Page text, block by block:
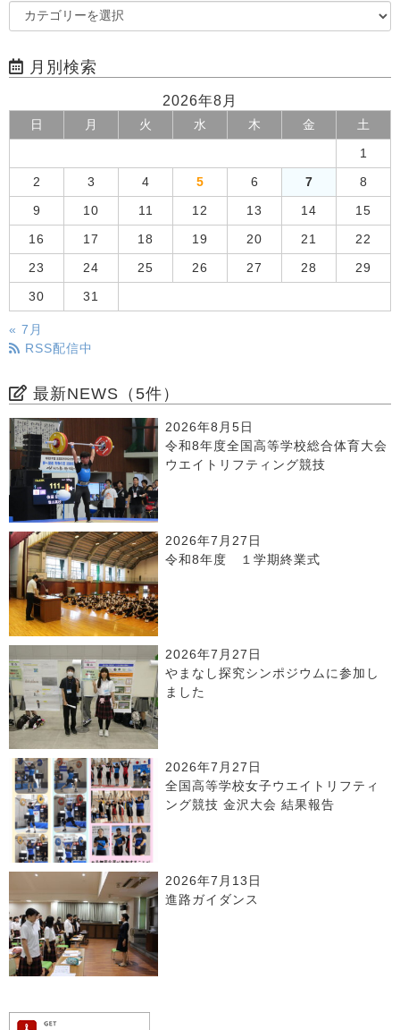
月別検索
2026年8月
日 月 火 水 木 金 土
1
2 3 4 5 6 7 8
9 10 11 12 13 14 15
16 17 18 19 20 21 22
23 24 25 26 27 28 29
30 31
« 7月
RSS配信中
最新NEWS（5件）
2026年8月5日
令和8年度全国高等学校総合体育大会
ウエイトリフティング競技
2026年7月27日
令和8年度 １学期終業式
2026年7月27日
やまなし探究シンポジウムに参加し
ました
2026年7月27日
全国高等学校女子ウエイトリフティ
ング競技 金沢大会 結果報告
2026年7月13日
進路ガイダンス